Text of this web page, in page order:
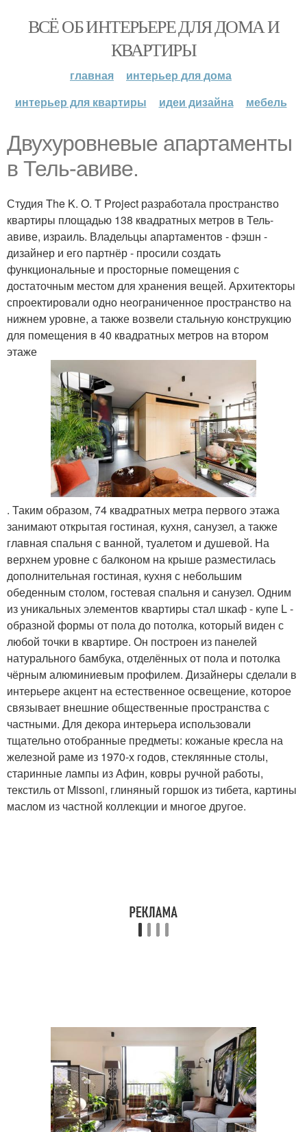
ВСЁ ОБ ИНТЕРЬЕРЕ ДЛЯ ДОМА И
КВАРТИРЫ
главная
интерьер для дома
интерьер для квартиры
идеи дизайна мебель
Двухуровневые апартаменты
в Тель-авиве.
Студия The K. O. T Project разработала пространство
квартиры площадью 138 квадратных метров в Тель-
авиве, израиль. Владельцы апартаментов - фэшн -
дизайнер и его партнёр - просили создать
функциональные и просторные помещения с
достаточным местом для хранения вещей. Архитекторы
спроектировали одно неограниченное пространство на
нижнем уровне, а также возвели стальную конструкцию
для помещения в 40 квадратных метров на втором
этаже
. Таким образом, 74 квадратных метра первого этажа
занимают открытая гостиная, кухня, санузел, а также
главная спальня с ванной, туалетом и душевой. На
верхнем уровне с балконом на крыше разместилась
дополнительная гостиная, кухня с небольшим
обеденным столом, гостевая спальня и санузел. Одним
из уникальных элементов квартиры стал шкаф - купе L -
образной формы от пола до потолка, который виден с
любой точки в квартире. Он построен из панелей
натурального бамбука, отделённых от пола и потолка
чёрным алюминиевым профилем. Дизайнеры сделали в
интерьере акцент на естественное освещение, которое
связывает внешние общественные пространства с
частными. Для декора интерьера использовали
тщательно отобранные предметы: кожаные кресла на
железной раме из 1970-х годов, стеклянные столы,
старинные лампы из Афин, ковры ручной работы,
текстиль от Missoni, глиняный горшок из тибета, картины
маслом из частной коллекции и многое другое.